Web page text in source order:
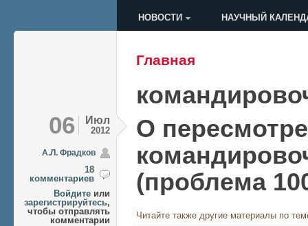
Меню пользователя
НОВОСТИ НАУЧНЫЙ
Вы здесь
Главная
06 Июл
2012
А.Л. Фрадков
18
комментариев
Войдите или
зарегистрируйтесь,
чтобы отправлять
комментарии
О
(проблема
Читайте также другие материалы по